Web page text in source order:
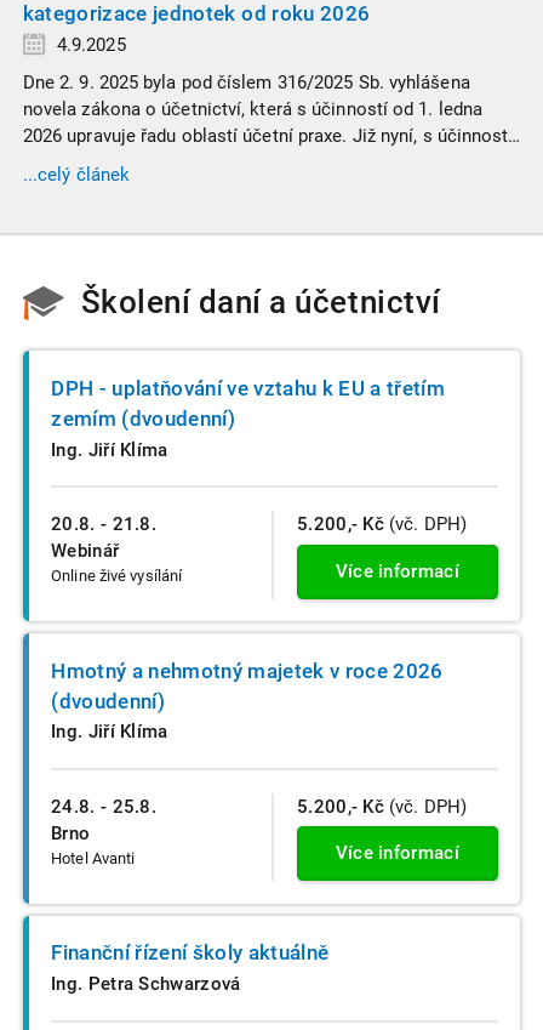
kategorizace jednotek od roku 2026
4.9.2025
Dne 2. 9. 2025 byla pod číslem 316/2025 Sb. vyhlášena
novela zákona o účetnictví, která s účinností od 1. ledna
2026 upravuje řadu oblastí účetní praxe. Již nyní, s účinností
od 3. září 2025, platí nová, zvýšená kritéria pro zařazení firem
do velikostních a použijí se zpětně již pro účetní období
...celý článek
Školení daní a účetnictví
20.8. - 21.8.
Webinář
Online živé vysílání
DPH - uplatňování ve vztahu k EU a třetím
zemím (dvoudenní)
Ing. Jiří Klíma
5.200,- Kč (vč. DPH)
Více informací
24.8. - 25.8.
Brno
Hotel Avanti
Hmotný a nehmotný majetek v roce 2026
(dvoudenní)
Ing. Jiří Klíma
5.200,- Kč (vč. DPH)
Více informací
Finanční řízení školy aktuálně
Ing. Petra Schwarzová